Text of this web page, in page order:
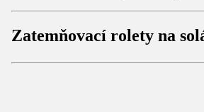
Zatemňovací rolety na